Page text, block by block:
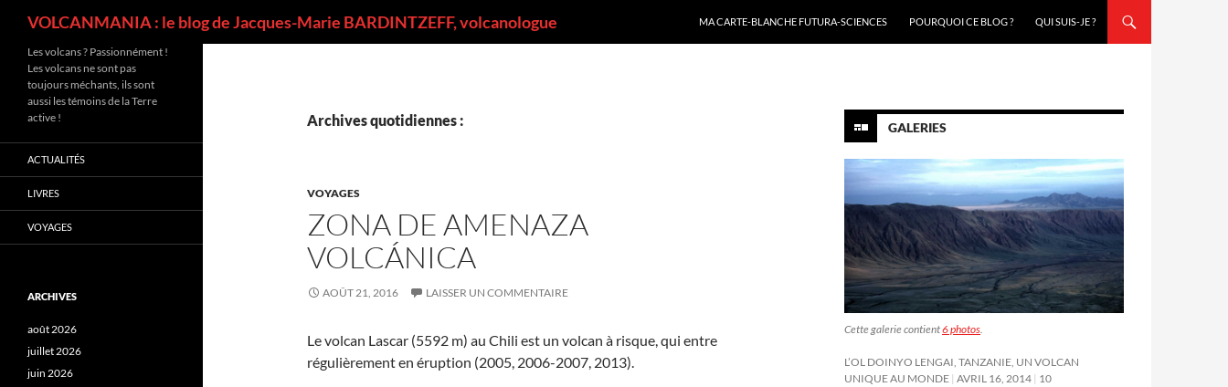
VOLCANMANIA : le blog de Jacques-Marie BARDINTZEFF, volcanologue
MA CARTE-BLANCHE FUTURA-SCIENCES
POURQUOI CE BLOG ? QUI SUIS-JE ?
Archives quotidiennes :
VOYAGES
ZONA DE AMENAZA
VOLCÁNICA
AOÛT 21, 2016 LAISSER UN COMMENTAIRE
Le volcan Lascar (5592 m) au Chili est un volcan à risque, qui entre
régulièrement en éruption (2005, 2006-2007, 2013).
GALERIES
Cette galerie contient6 photos.
L’OL DOINYO LENGAI, TANZANIE, UN VOLCAN
UNIQUE AU MONDE AVRIL 16, 2014 10
Les volcans ? Passionnément !
Les volcans ne sont pas
toujours méchants, ils sont
aussi les témoins de la Terre
active !
ACTUALITÉS
LIVRES
VOYAGES
ARCHIVES
août 2026
juillet 2026
juin 2026